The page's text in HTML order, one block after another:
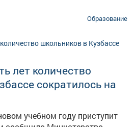
Кузбасса - они
Также на открытии
Всего
тысяч рублей на
чей уровень дохода ниже
Они смогут приобрести
на специальных
Образование
лет количество
сократилось на
учебном году приступит